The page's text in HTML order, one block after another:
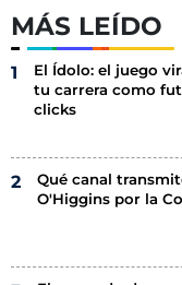
MÁS LEÍDO
El Ídolo: el juego
tu carrera como
clicks
Qué canal
O'Higgins por la